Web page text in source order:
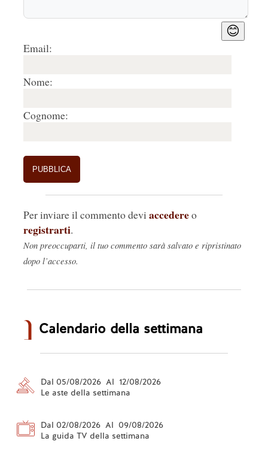
😊
Email:
Nome:
Cognome:
Per inviare il commento devi accedereo
registrarti.
Non preoccuparti, il tuo commento sarà salvato e ripristinato
dopo l’accesso.
Calendario della settimana
Dal 05/08/2026 Al 12/08/2026
Le aste della settimana
Dal 02/08/2026 Al 09/08/2026
La guida TV della settimana